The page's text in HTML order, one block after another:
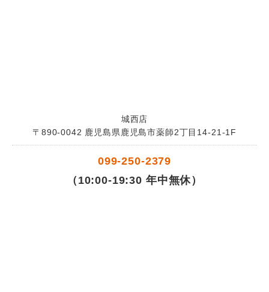
城西店
〒890-0042 鹿児島県鹿児島市薬師2丁目14-21-1F
099-250-2379
（10:00-19:30 年中無休）